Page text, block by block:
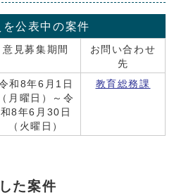
公表中の案件
意見募集期間
お問い合わせ
先
和8年6月1日
（月曜日）～令
和8年6月30日
（火曜日）
教育総務課
た案件